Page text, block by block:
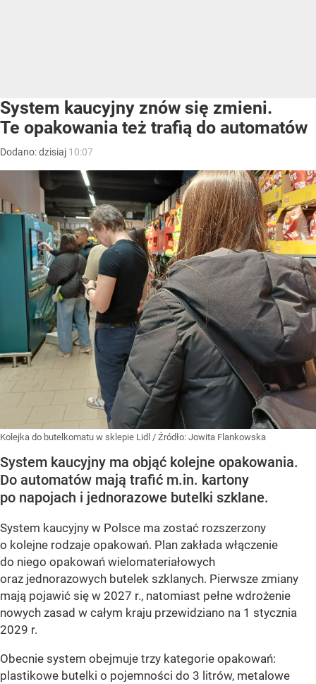
System kaucyjny znów się zmieni.
Te opakowania też trafią do automatów
Dodano:dzisiaj 10:07
Kolejka do butelkomatu w sklepie Lidl / Źródło: Jowita Flankowska
System kaucyjny ma objąć kolejne opakowania.
Do automatów mają trafić m.in. kartony
po napojach i jednorazowe butelki szklane.
System kaucyjny w Polsce ma zostać rozszerzony
o kolejne rodzaje opakowań. Plan zakłada włączenie
do niego opakowań wielomateriałowych
oraz jednorazowych butelek szklanych. Pierwsze zmiany
mają pojawić się w 2027 r., natomiast pełne wdrożenie
nowych zasad w całym kraju przewidziano na 1 stycznia
2029 r.
Obecnie system obejmuje trzy kategorie opakowań:
plastikowe butelki o pojemności do 3 litrów, metalowe